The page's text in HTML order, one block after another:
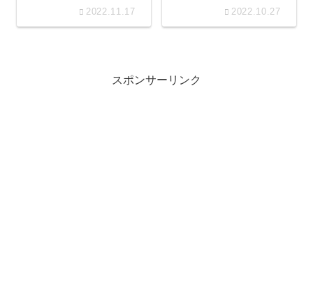
2022.11.17
2022.10.27
スポンサーリンク